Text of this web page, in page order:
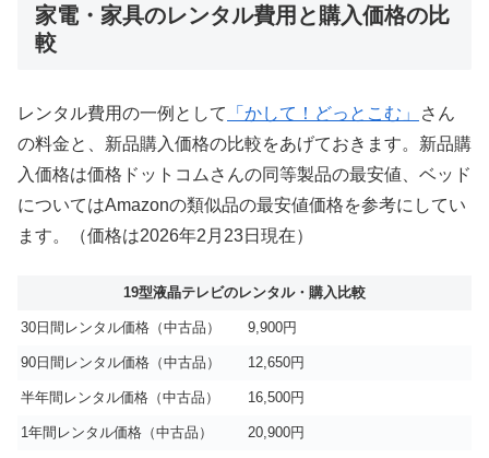
家電・家具のレンタル費用と購入価格の比
較
レンタル費用の一例として 「かして！どっとこむ」
さん
の料金と、新品購入価格の比較をあげておきます。新品購
入価格は価格ドットコムさんの同等製品の最安値、ベッド
についてはAmazonの類似品の最安値価格を参考にしてい
ます。（価格は2026年2月23日現在）
19型液晶テレビのレンタル・購入比較
30日間レンタル価格（中古品） 9,900円
90日間レンタル価格（中古品） 12,650円
半年間レンタル価格（中古品） 16,500円
1年間レンタル価格（中古品） 20,900円